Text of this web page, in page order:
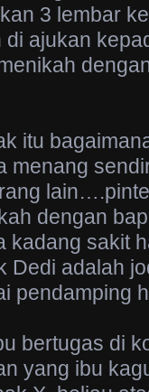
3 lembar
ajukan
itu
menang
dengan
kadang sakit
Dedi adalah
pendamping
bertugas di
yang ibu